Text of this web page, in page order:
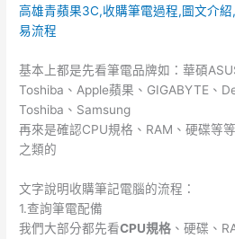
高雄青蘋果3C,收購筆電過程,圖文介
易流程
基本上都是先看筆電品牌如：華碩
Toshiba 、Apple蘋果、GIGABYTE、
Toshiba、Samsung
再來是確認CPU規格、RAM、硬碟等
之類的
文字說明收購筆記電腦的流程：
1.查詢筆電配備
我們大部分都先看CPU規格 、硬碟、